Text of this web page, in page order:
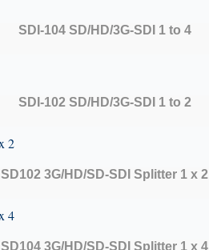
SDI-104 SD/HD/3G-SDI 1 to 4
SDI-102 SD/HD/3G-SDI 1 to 2
SD102 3G/HD/SD-SDI Splitter 1 x 2
SD104 3G/HD/SD-SDI Splitter 1 x 4